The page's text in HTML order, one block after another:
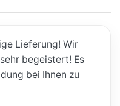
Lieferung! Wir
begeistert! Es
bei Ihnen zu